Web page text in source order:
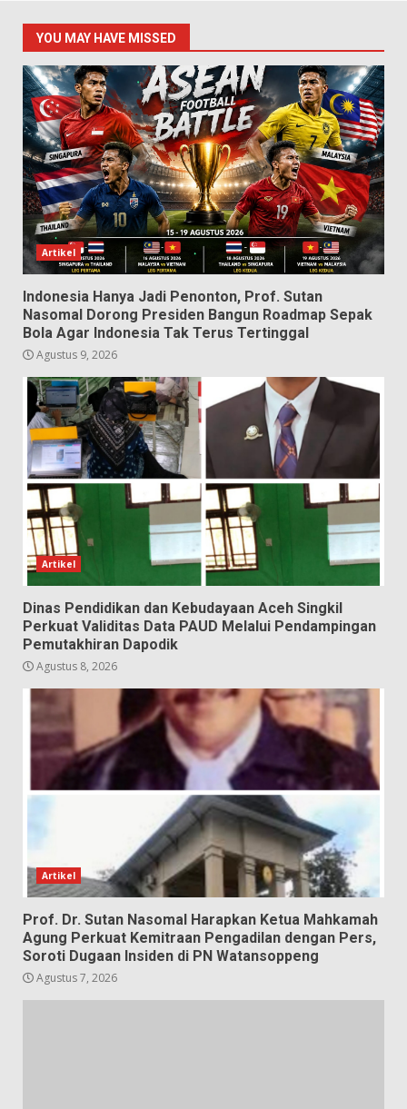
YOU MAY HAVE MISSED
Artikel
Indonesia Hanya Jadi Penonton, Prof. Sutan
Nasomal Dorong Presiden Bangun Roadmap Sepak
Bola Agar Indonesia Tak Terus Tertinggal
Agustus 9, 2026
Artikel
Dinas Pendidikan dan Kebudayaan Aceh Singkil
Perkuat Validitas Data PAUD Melalui Pendampingan
Pemutakhiran Dapodik
Agustus 8, 2026
Artikel
Prof. Dr. Sutan Nasomal Harapkan Ketua Mahkamah
Agung Perkuat Kemitraan Pengadilan dengan Pers,
Soroti Dugaan Insiden di PN Watansoppeng
Agustus 7, 2026